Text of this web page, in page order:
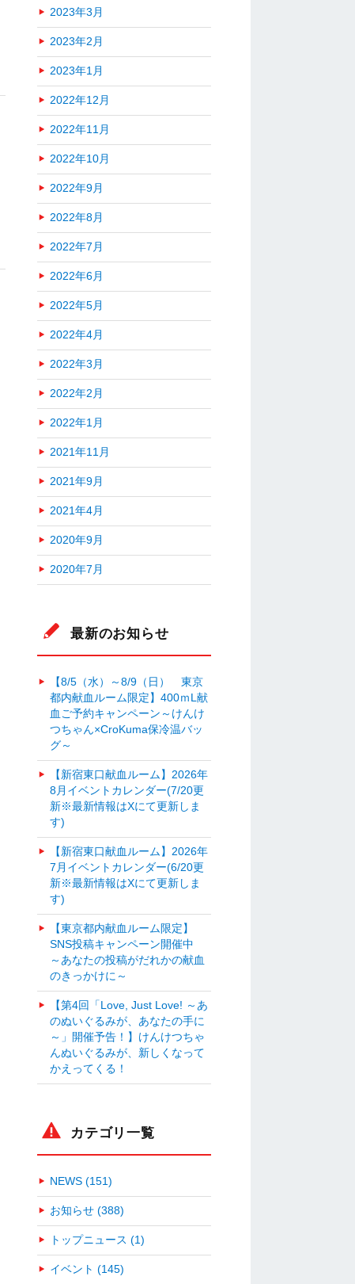
2023年3月
2023年2月
2023年1月
2022年12月
2022年11月
2022年10月
2022年9月
2022年8月
2022年7月
2022年6月
2022年5月
2022年4月
2022年3月
2022年2月
2022年1月
2021年11月
2021年9月
2021年4月
2020年9月
2020年7月
最新のお知らせ
【8/5（水）～8/9（日） 東京
都内献血ルーム限定】400ｍL献
血ご予約キャンペーン～けんけ
つちゃん×CroKuma保冷温バッ
グ～
【新宿東口献血ルーム】2026年
8月イベントカレンダー(7/20更
新※最新情報はXにて更新しま
す)
【新宿東口献血ルーム】2026年
7月イベントカレンダー(6/20更
新※最新情報はXにて更新しま
す)
【東京都内献血ルーム限定】
SNS投稿キャンペーン開催中
～あなたの投稿がだれかの献血
のきっかけに～
【第4回「Love, Just Love! ～あ
のぬいぐるみが、あなたの手に
～」開催予告！】けんけつちゃ
んぬいぐるみが、新しくなって
かえってくる！
カテゴリ一覧
NEWS (151)
お知らせ (388)
トップニュース (1)
イベント (145)